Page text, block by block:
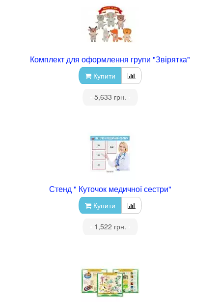
Комплект для оформлення групи "Звірятка"
Купити
5,633 грн.
Стенд " Куточок медичної сестри"
Купити
1,522 грн.